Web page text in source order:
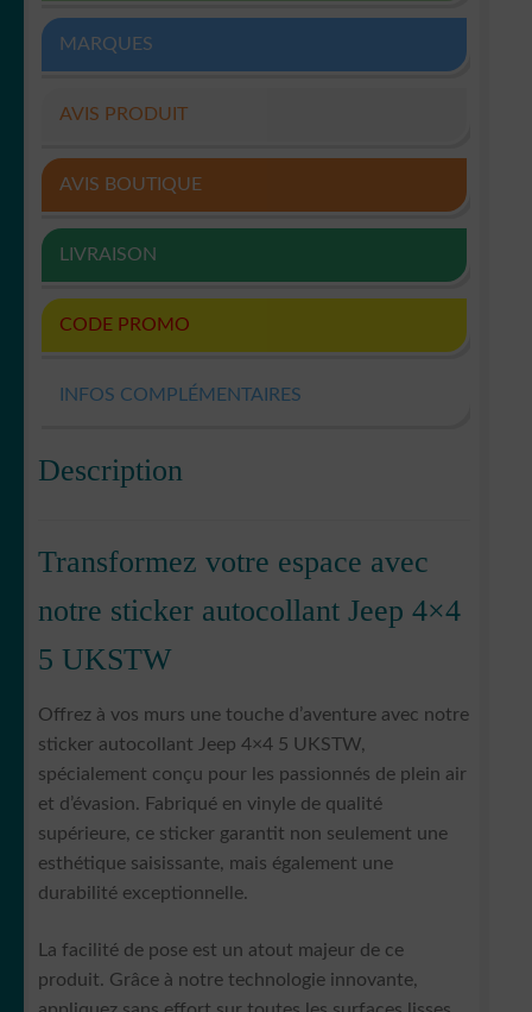
MARQUES
AVIS PRODUIT
AVIS BOUTIQUE
LIVRAISON
CODE PROMO
INFOS COMPLÉMENTAIRES
Description
Transformez votre espace avec
notre sticker autocollant Jeep 4×4
5 UKSTW
Offrez à vos murs une touche d’aventure avec notre
sticker autocollant Jeep 4×4 5 UKSTW,
spécialement conçu pour les passionnés de plein air
et d’évasion. Fabriqué en vinyle de qualité
supérieure, ce sticker garantit non seulement une
esthétique saisissante, mais également une
durabilité exceptionnelle.
La facilité de pose est un atout majeur de ce
produit. Grâce à notre technologie innovante,